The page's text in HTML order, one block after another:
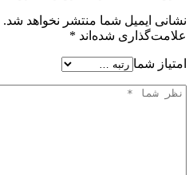
نشانی ایمیل شما منتشر نخواهد شد.
علامت‌گذاری شده‌اند *
امتیاز شما